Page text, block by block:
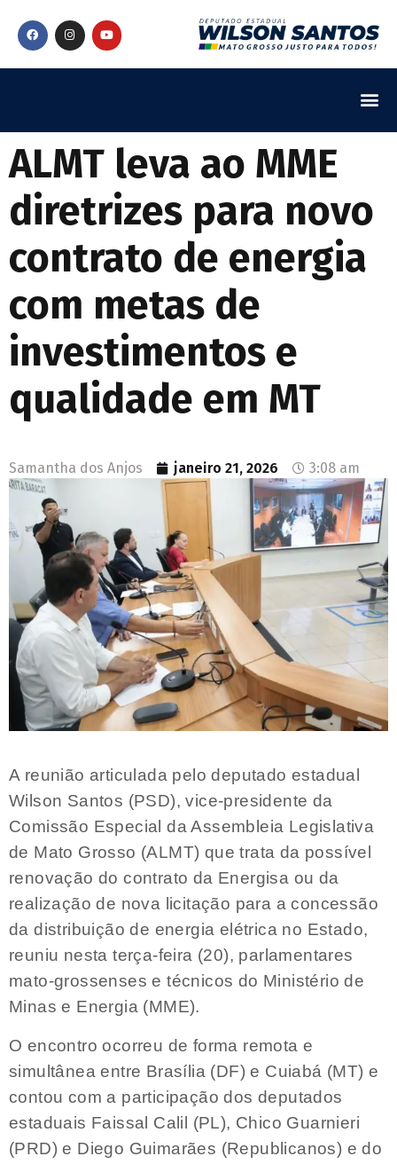
ALMT leva ao MME
diretrizes para novo
contrato de energia
com metas de
investimentos e
qualidade em MT
Samantha dos Anjos janeiro 21, 2026 3:08 am
A reunião articulada pelo deputado estadual
Wilson Santos (PSD), vice-presidente da
Comissão Especial da Assembleia Legislativa
de Mato Grosso (ALMT) que trata da possível
renovação do contrato da Energisa ou da
realização de nova licitação para a concessão
da distribuição de energia elétrica no Estado,
reuniu nesta terça-feira (20), parlamentares
mato-grossenses e técnicos do Ministério de
Minas e Energia (MME).
O encontro ocorreu de forma remota e
simultânea entre Brasília (DF) e Cuiabá (MT) e
contou com a participação dos deputados
estaduais Faissal Calil (PL), Chico Guarnieri
(PRD) e Diego Guimarães (Republicanos) e do